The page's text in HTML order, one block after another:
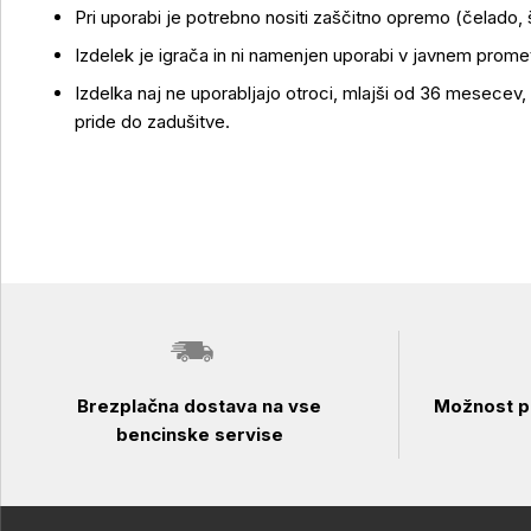
Pri uporabi je potrebno nositi zaščitno opremo
Izdelek je igrača in ni namenjen uporabi v javnem
Izdelka naj ne uporabljajo otroci, mlajši od 36
pride do zadušitve.
Brezplačna dostava na vse
bencinske servise
Možnost